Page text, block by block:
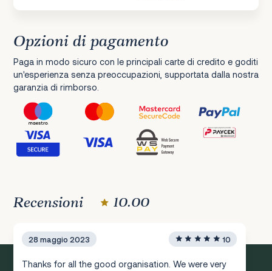
Opzioni di pagamento
Paga in modo sicuro con le principali carte di credito e goditi
un'esperienza senza preoccupazioni, supportata dalla nostra
garanzia di rimborso.
Recensioni 10.00
28 maggio 2023 10
Thanks for all the good organisation. We were very